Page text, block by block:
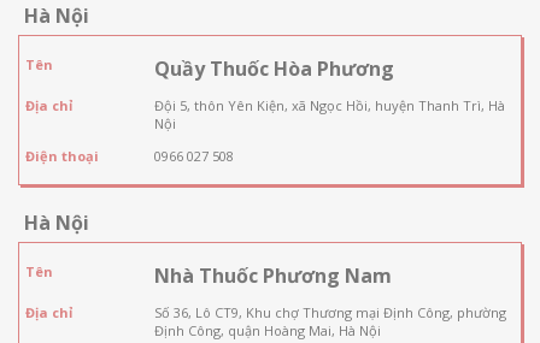
Hà Nội
Tên Quầy Thuốc Hòa Phương
Địa chỉ
Đội 5, thôn Yên Kiện, xã Ngọc Hồi, huyện Thanh Trì, Hà
Nội
Điện thoại
0966 027 508
Hà Nội
Tên Nhà Thuốc Phương Nam
Địa chỉ
Số 36, Lô CT9, Khu chợ Thương mại Định Công, phường
Định Công, quận Hoàng Mai, Hà Nội